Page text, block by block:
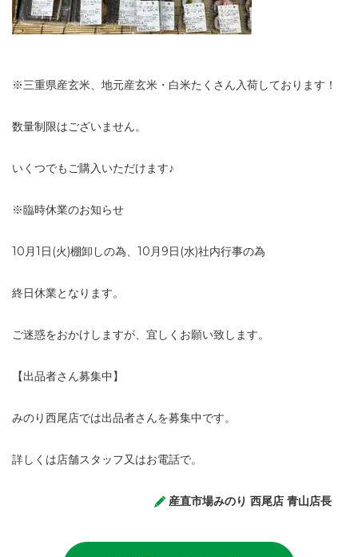
※三重県産玄米、地元産玄米・白米たくさん入荷しております！
数量制限はございません。
いくつでもご購入いただけます♪
※臨時休業のお知らせ
10月1日(火)棚卸しの為、10月9日(水)社内行事の為
終日休業となります。
ご迷惑をおかけしますが、宜しくお願い致します。
【出品者さん募集中】
みのり西尾店では出品者さんを募集中です。
詳しくは店舗スタッフ又はお電話で。
産直市場みのり 西尾店 青山店長